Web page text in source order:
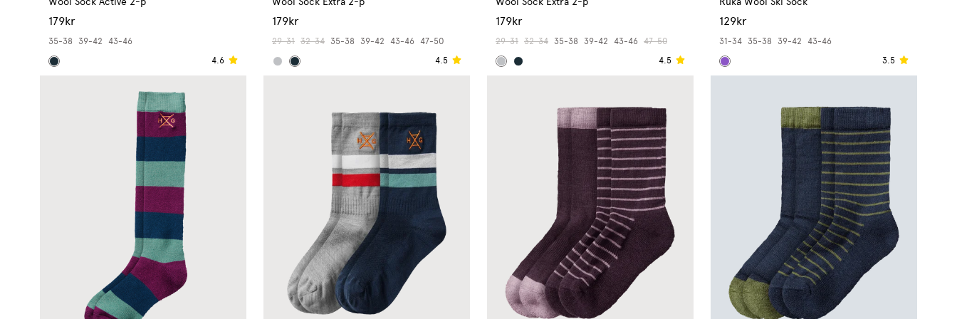
179kr
35-38 39-42
43-46
4.6
179kr
29-31 32-34 35-38 39-42 43-46
47-50
4.5
179kr
29-31 32-34 35-38 39-42 43-46
47-50
4.5
129kr
31-34 35-38 39-42
43-46
3.5